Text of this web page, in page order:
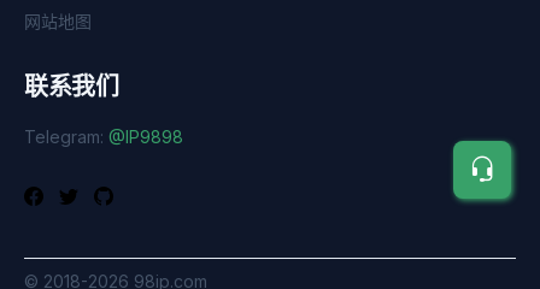
网站地图
联系我们
Telegram: @IP9898
© 2018-2026 98ip.com